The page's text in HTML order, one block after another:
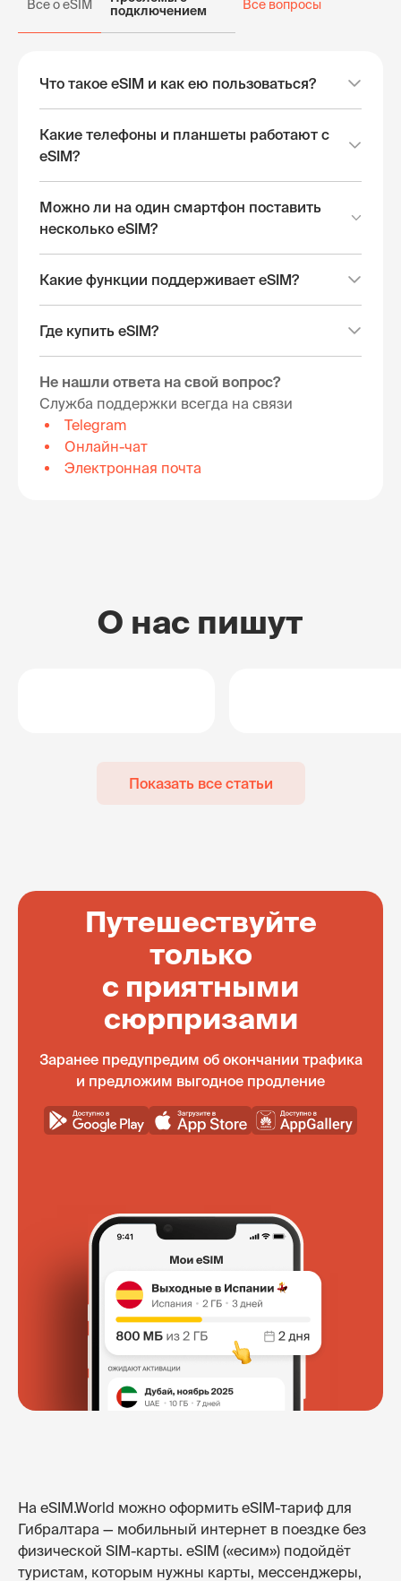
Все о eSIM
подключением
Все вопросы
Что такое eSIM и как ею пользоваться?
Какие телефоны и планшеты работают с
eSIM?
Можно ли на один смартфон поставить
несколько eSIM?
Какие функции поддерживает eSIM?
Где купить eSIM?
Не нашли ответа на свой вопрос?
Служба поддержки всегда на связи
Telegram
Онлайн-чат
Электронная почта
О нас пишут
Показать все статьи
Путешествуйте
только
с приятными
сюрпризами
Заранее предупредим об окончании трафика
и предложим выгодное продление
На eSIM.World можно оформить eSIM-тариф для
Гибралтара — мобильный интернет в поездке без
физической SIM-карты. eSIM («есим») подойдёт
туристам, которым нужны карты, мессенджеры,